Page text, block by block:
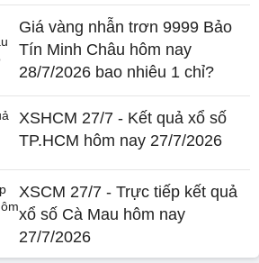
Giá vàng nhẫn trơn 9999 Bảo
Tín Minh Châu hôm nay
28/7/2026 bao nhiêu 1 chỉ?
XSHCM 27/7 - Kết quả xổ số
TP.HCM hôm nay 27/7/2026
XSCM 27/7 - Trực tiếp kết quả
xổ số Cà Mau hôm nay
27/7/2026